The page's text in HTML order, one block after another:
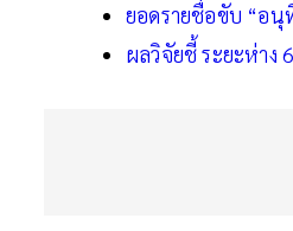
ยอดรายชื่อขับ “อ
ผลวิจัยชี้ ระยะห่าง